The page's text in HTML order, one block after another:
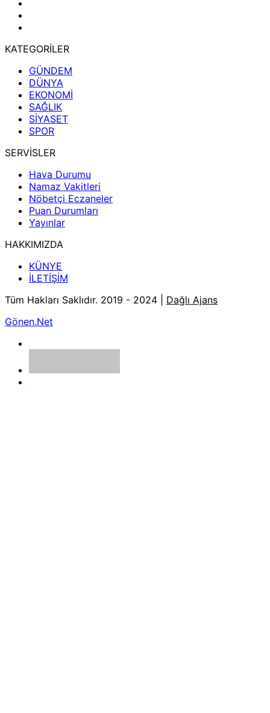
KATEGORİLER
GÜNDEM
DÜNYA
EKONOMİ
SAĞLIK
SİYASET
SPOR
SERVİSLER
Hava Durumu
Namaz Vakitleri
Nöbetçi Eczaneler
Puan Durumları
Yayınlar
HAKKIMIZDA
KÜNYE
İLETİŞİM
Tüm Hakları Saklıdır. 2019 - 2024 | Dağlı Ajans
Gönen.Net